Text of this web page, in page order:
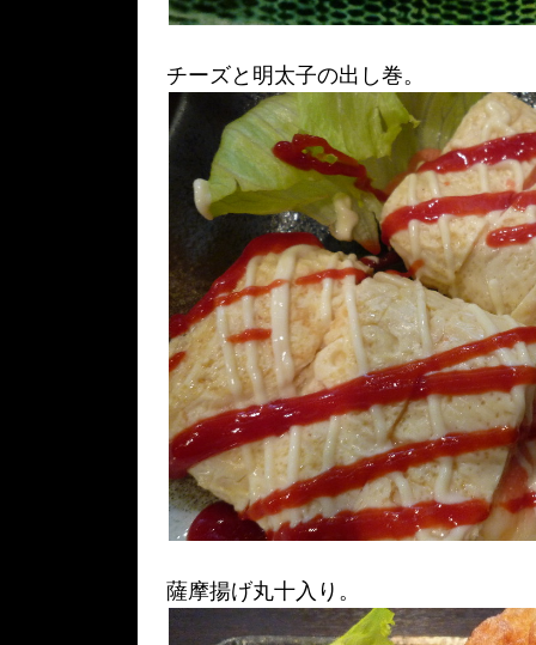
チーズと明太子の出し巻。
薩摩揚げ丸十入り。